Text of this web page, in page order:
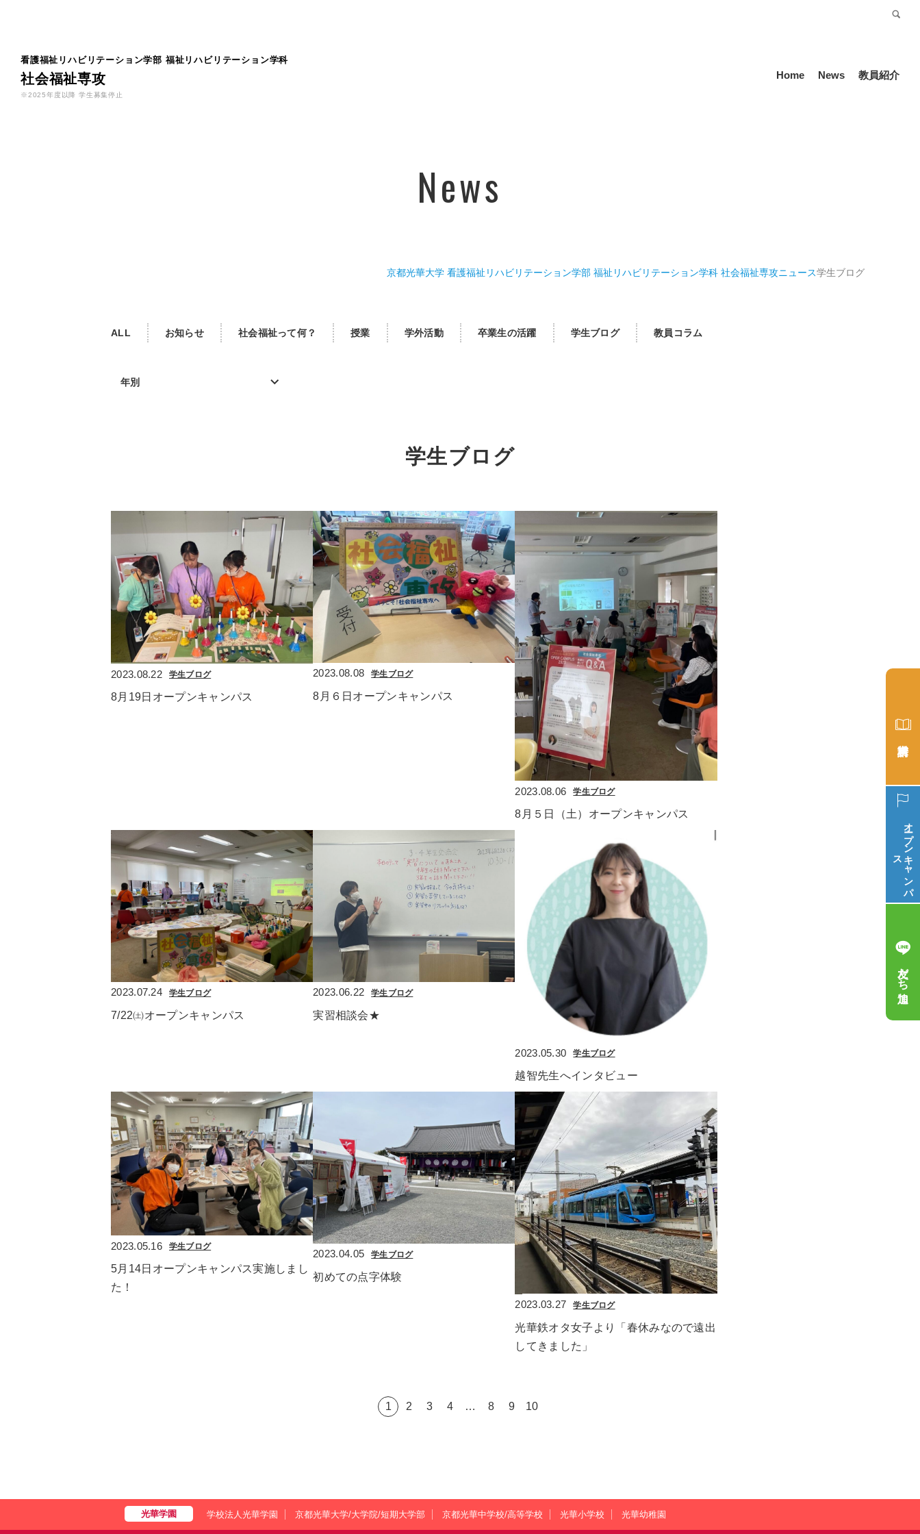
看護福祉リハビリテーション学部 福祉リハビリテーション学科
社会福祉専攻
※2025年度以降 学生募集停止
Home News 教員紹介
News
京都光華大学 看護福祉リハビリテーション学部 福祉リハビリテーション学科 社会福祉専攻ニュース学生ブログ
ALL お知らせ 社会福祉って何？ 授業 学外活動 卒業生の活躍 学生ブログ 教員コラム
年別
学生ブログ
2023.08.22 学生ブログ
8月19日オープンキャンパス
2023.08.08 学生ブログ
8月６日オープンキャンパス
2023.08.06 学生ブログ
8月５日（土）オープンキャンパス
2023.07.24 学生ブログ
7/22㈯オープンキャンパス
2023.06.22 学生ブログ
実習相談会★
2023.05.30 学生ブログ
越智先生へインタビュー
2023.05.16 学生ブログ
5月14日オープンキャンパス実施しまし
た！
2023.04.05 学生ブログ
初めての点字体験
2023.03.27 学生ブログ
光華鉄オタ女子より「春休みなので遠出
してきました」
1 2 3 4 … 8 9 10
学校法人光華学園 京都光華大学/大学院/短期大学部 京都光華中学校/高等学校 光華小学校 光華幼稚園
オープン
キ
ャ
ン
パ
ス
友だち追加